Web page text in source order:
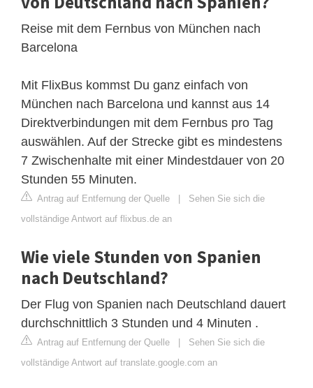
Reise mit dem Fernbus von München nach
Barcelona
Mit FlixBus kommst Du ganz einfach von
München nach Barcelona und kannst aus 14
Direktverbindungen mit dem Fernbus pro Tag
auswählen. Auf der Strecke gibt es mindestens
7 Zwischenhalte mit einer Mindestdauer von 20
Stunden 55 Minuten.
Antrag auf Entfernung der Quelle | Sehen Sie sich die
vollständige Antwort auf flixbus.de an
Wie viele Stunden von Spanien
nach Deutschland?
Der Flug von Spanien nach Deutschland dauert
durchschnittlich 3 Stunden und 4 Minuten .
Antrag auf Entfernung der Quelle | Sehen Sie sich die
vollständige Antwort auf translate.google.com an